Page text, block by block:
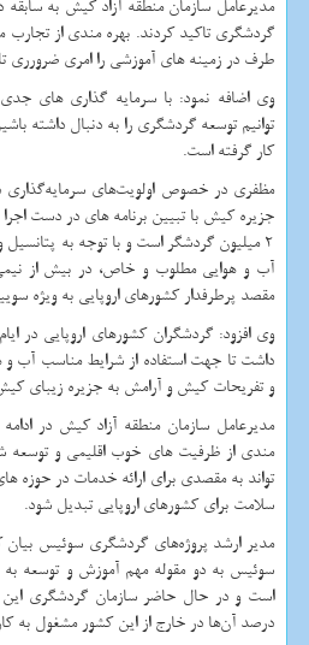
مدیرعامل سازمان منطقه آزاد کیش به
گردشگری تاکید کردند. بهره مندی از تجارب
طرف در زمینه های آموزشی را امری ضرورری
وی اضافه نمود: با سرمايه گذارى هاى
توانیم توسعه گردشگرى را به دنبال داشته
کار گرفته است.
مظفری در خصوص اولویت‌های
جزیره کیش با تبيين برنامه های در دست
2 میلیون گردشگر است و با توجه به
آب و هوایی مطلوب و خاص، در بیش از
مقصد پرطرفدار کشورهای اروپایی به ویژه
وي افزود: گردشگران کشورهای اروپايی در
داشت تا جهت استفاده از شرایط مناسب آب و
و تفریحات کیش و آرامش به جزیره زیبای
مدیرعامل سازمان منطقه آزاد کیش در
مندی از ظرفیت های خوب اقلیمی و
تواند به مقصدی برای ارائه خدمات در
سلامت برای کشورهای اروپایی تبدیل شود.
مدیر ارشد پروژه‌های گردشگری سوئیس
سوئیس به دو مقوله مهم آموزش و توسعه
درصد آن‌ها در خارج از این کشور مشغول به